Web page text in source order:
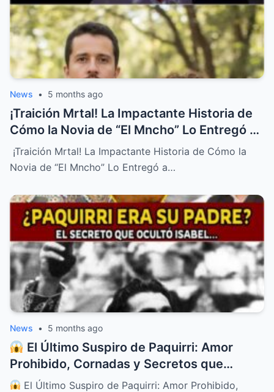
News • 5 months ago
¡Traición Mrtal! La Impactante Historia de
Cómo la Novia de “El Mncho” Lo Entregó a
las Autoridades
¡Traición Mrtal! La Impactante Historia de Cómo la
Novia de “El Mncho” Lo Entregó a…
News • 5 months ago
El Último Suspiro de Paquirri: Amor
Prohibido, Cornadas y Secretos que
Marcaron su Destino
El Último Suspiro de Paquirri: Amor Prohibido,